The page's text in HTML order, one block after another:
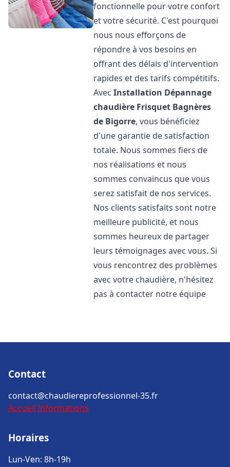
fonctionnelle pour votre confort
et votre sécurité. C'est pourquoi
nous nous efforçons de
répondre à vos besoins en
offrant des délais d'intervention
rapides et des tarifs compétitifs.
AvecInstallation Dépannage
chaudière Frisquet Bagnères
de Bigorre, vous bénéficiez
d'une garantie de satisfaction
totale. Nous sommes fiers de
nos réalisations et nous
sommes convaincus que vous
serez satisfait de nos services.
Nos clients satisfaits sont notre
meilleure publicité, et nous
sommes heureux de partager
leurs témoignages avec vous. Si
vous rencontrez des problèmes
avec votre chaudière, n'hésitez
pas à contacter notre équipe
Contact
contact@chaudiereprofessionnel-35.fr
Accueil Informations
Horaires
Lun-Ven: 8h-19h